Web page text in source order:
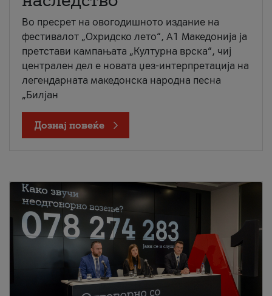
Во пресрет на овогодишното издание на
фестивалот „Охридско лето“, А1 Македонија ја
претстави кампањата „Културна врска“, чиј
централен дел е новата џез-интерпретација на
легендарната македонска народна песна
„Билјан
Дознај повеќе